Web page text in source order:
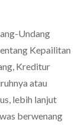
Undang
Kepailitan
Kreditur
atau
lebih lanjut
berwenang